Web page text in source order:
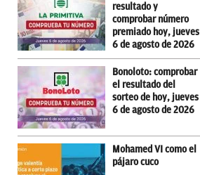
resultado y
comprobar número
premiado hoy, jueves
6 de agosto de 2026
Bonoloto: comprobar
el resultado del
sorteo de hoy, jueves
6 de agosto de 2026
Mohamed VI como el
pájaro cuco